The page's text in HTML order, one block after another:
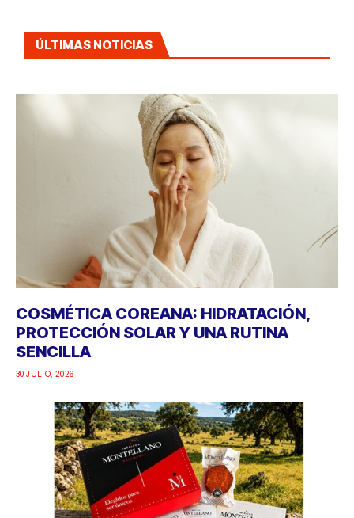
ÚLTIMAS NOTICIAS
COSMÉTICA COREANA: HIDRATACIÓN,
PROTECCIÓN SOLAR Y UNA RUTINA
SENCILLA
30 JULIO, 2026